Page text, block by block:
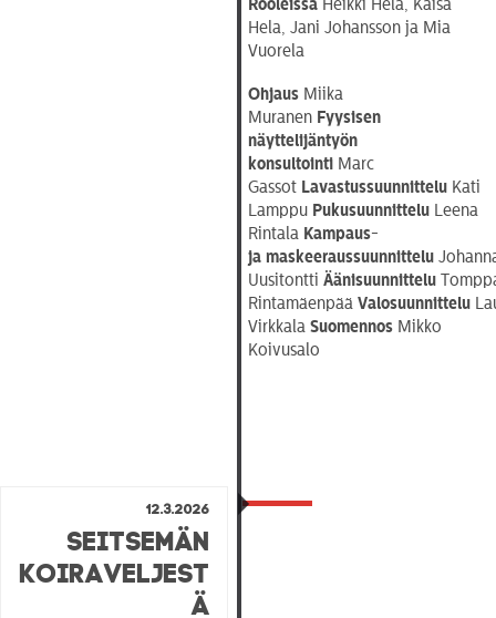
RooleissaHeikki Hela, Kaisa
Hela, Jani Johansson ja Mia
Vuorela
OhjausMiika
Muranen Fyysisen
näyttelijäntyön
konsultointiMarc
Gassot LavastussuunnitteluKati
Lamppu PukusuunnitteluLeena
Rintala Kampaus-
ja maskeeraussuunnittelu
Uusitontti Äänisuunnittelu
Rintamäenpää Valosuunnittelu
Virkkala SuomennosMikko
Koivusalo
12.3.2026
Seitsemän
koiraveljest
ä